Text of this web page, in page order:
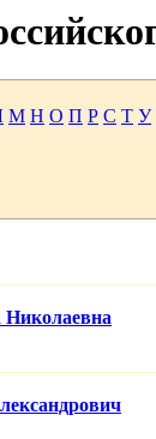
М Н О П Р С Т У